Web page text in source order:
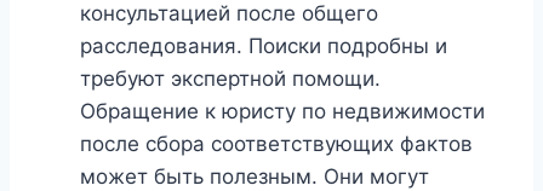
консультацией после общего
расследования. Поиски подробны и
требуют экспертной помощи.
Обращение к юристу по недвижимости
после сбора соответствующих фактов
может быть полезным. Они могут